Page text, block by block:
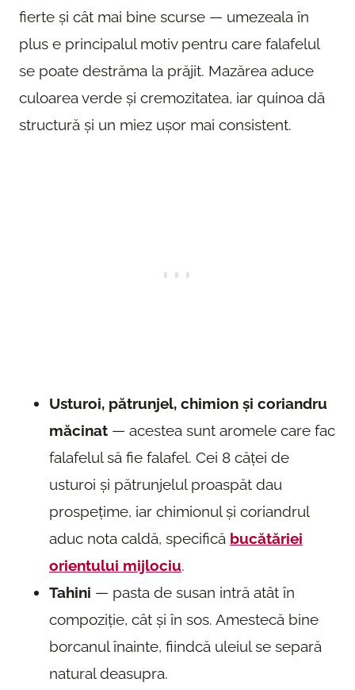
fierte și cât mai bine scurse — umezeala în
plus e principalul motiv pentru care falafelul
se poate destrăma la prăjit. Mazărea aduce
culoarea verde și cremozitatea, iar quinoa dă
structură și un miez ușor mai consistent.
Usturoi, pătrunjel, chimion și coriandru
măcinat — acestea sunt aromele care fac
falafelul să fie falafel. Cei 8 căței de
usturoi și pătrunjelul proaspăt dau
prospețime, iar chimionul și coriandrul
aduc nota caldă, specifică bucătăriei
orientului mijlociu.
Tahini — pasta de susan intră atât în
compoziție, cât și în sos. Amestecă bine
borcanul înainte, fiindcă uleiul se separă
natural deasupra.